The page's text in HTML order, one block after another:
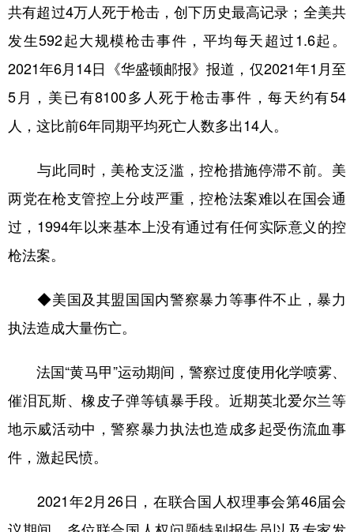
共有超过4万人死于枪击，创下历史最高记录；全美共
发生592起大规模枪击事件，平均每天超过1.6起。
2021年6月14日《华盛顿邮报》报道，仅2021年1月至
5月，美已有8100多人死于枪击事件，每天约有54
人，这比前6年同期平均死亡人数多出14人。
与此同时，美枪支泛滥，控枪措施停滞不前。美
两党在枪支管控上分歧严重，控枪法案难以在国会通
过，1994年以来基本上没有通过有任何实际意义的控
枪法案。
◆美国及其盟国国内警察暴力等事件不止，暴力
执法造成大量伤亡。
法国“黄马甲”运动期间，警察过度使用化学喷雾、
催泪瓦斯、橡皮子弹等镇暴手段。近期英北爱尔兰等
地示威活动中，警察暴力执法也造成多起受伤流血事
件，激起民愤。
2021年2月26日，在联合国人权理事会第46届会